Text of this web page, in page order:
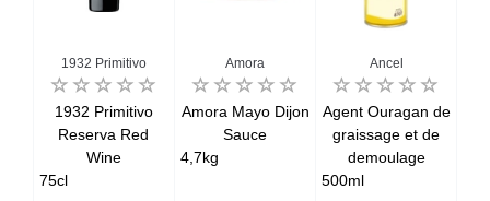
1932 Primitivo
1932 Primitivo
Reserva Red
Wine
75cl
Amora
Amora Mayo Dijon
Sauce
4,7kg
Ancel
Agent Ouragan de
graissage et de
demoulage
500ml